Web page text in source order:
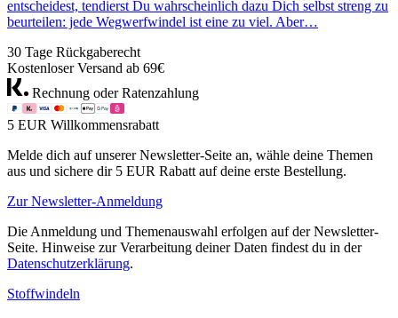
entscheidest, tendierst Du wahrscheinlich dazu Dich selbst streng zu
beurteilen: jede Wegwerfwindel ist eine zu viel. Aber…
30 Tage Rückgaberecht
Kostenloser Versand ab 69€
Rechnung oder Ratenzahlung
5 EUR Willkommensrabatt
Melde dich auf unserer Newsletter-Seite an, wähle deine Themen
aus und sichere dir 5 EUR Rabatt auf deine erste Bestellung.
Zur Newsletter-Anmeldung
Die Anmeldung und Themenauswahl erfolgen auf der Newsletter-
Seite. Hinweise zur Verarbeitung deiner Daten findest du in der
Datenschutzerklärung.
Stoffwindeln